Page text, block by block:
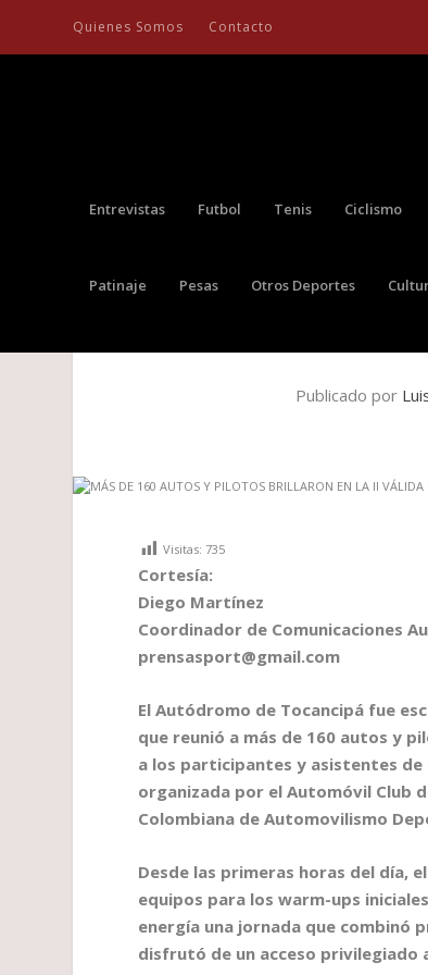
Quienes Somos Contacto
Entrevistas Futbol Tenis Ciclismo
Patinaje Pesas Otros Deportes
Publicado por
Visitas: 735
Cortesía:
Diego Martínez
Coordinador de Comunicaciones
prensasport@gmail.com
El Autódromo de Tocancipá fue
que reunió a más de 160 autos y
a los participantes y asistentes de
organizada por el Automóvil Club
Colombiana de Automovilismo
Desde las primeras horas del día,
equipos para los warm-ups
energía una jornada que combinó
disfrutó de un acceso privilegiado